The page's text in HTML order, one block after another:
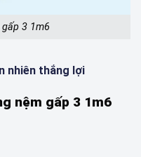
gấp 3 1m6
nhiên thắng lợi
nệm gấp 3 1m6